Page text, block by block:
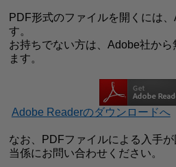
PDF形式のファイルを開くには
す。
お持ちでない方は、Adobe社か
ます。
Adobe Readerのダウンロードへ
なお、PDFファイルによる入手
当係にお問い合わせください。